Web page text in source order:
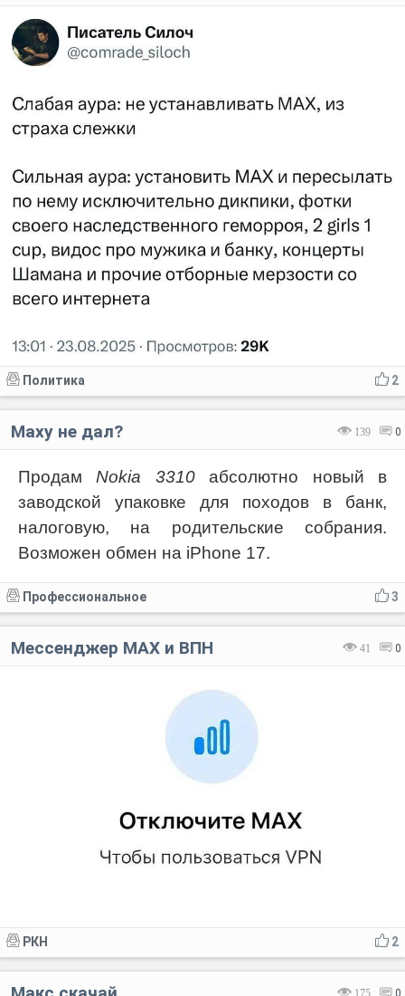
2
Политика
139 0
Маху не дал?⁠⁠
ПродамNokia 3310абсолютно новый в
заводской упаковке для походов в банк,
налоговую, на родительские собрания.
Возможен обмен на iPhone 17.
3
Профессиональное
41 0
Мессенджер МАХ и ВПН
2
РКН
175 0